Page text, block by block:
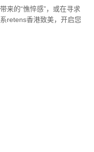
来的“憔悴感”，或在寻求
retens香港致美，开启您